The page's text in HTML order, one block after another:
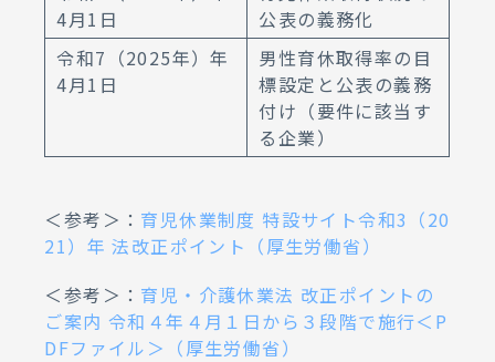
4月1日
公表の義務化
令和7（2025年）年
4月1日
男性育休取得率の目
標設定と公表の義務
付け（要件に該当す
る企業）
＜参考＞： 育児休業制度 特設サイト令和3（20
21）年 法改正ポイント（厚生労働省）
＜参考＞： 育児・介護休業法 改正ポイントの
ご案内 令和４年４月１日から３段階で施行＜P
DFファイル＞（厚生労働省）